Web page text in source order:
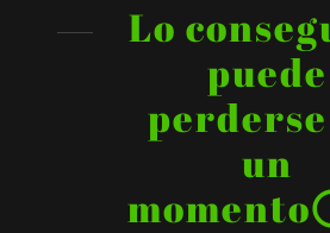
Lo
puede
un